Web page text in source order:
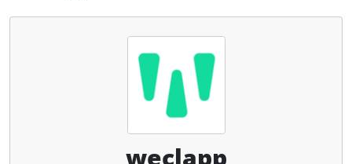
weclapp